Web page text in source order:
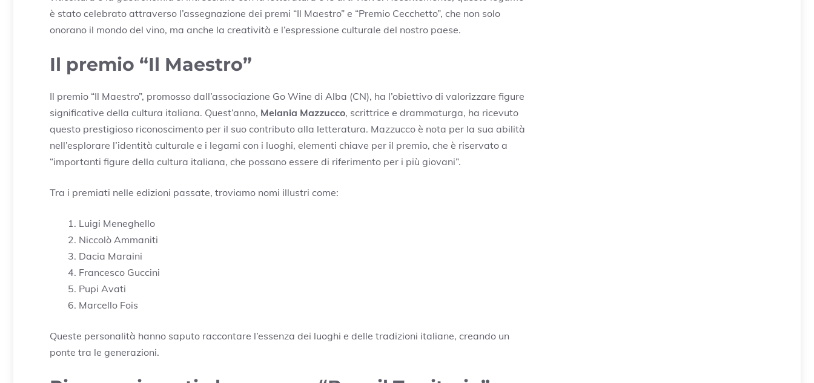
è stato celebrato attraverso l’assegnazione dei premi “Il Maestro” e “Premio Cecchetto”, che non solo
onorano il mondo del vino, ma anche la creatività e l’espressione culturale del nostro paese.
Il premio “Il Maestro”
Il premio “Il Maestro”, promosso dall’associazione Go Wine di Alba (CN), ha l’obiettivo di valorizzare figure
significative della cultura italiana. Quest’anno, Melania Mazzucco, scrittrice e drammaturga, ha ricevuto
questo prestigioso riconoscimento per il suo contributo alla letteratura. Mazzucco è nota per la sua abilità
nell’esplorare l’identità culturale e i legami con i luoghi, elementi chiave per il premio, che è riservato a
“importanti figure della cultura italiana, che possano essere di riferimento per i più giovani”.
Tra i premiati nelle edizioni passate, troviamo nomi illustri come:
Luigi Meneghello
Niccolò Ammaniti
Dacia Maraini
Francesco Guccini
Pupi Avati
Marcello Fois
Queste personalità hanno saputo raccontare l’essenza dei luoghi e delle tradizioni italiane, creando un
ponte tra le generazioni.